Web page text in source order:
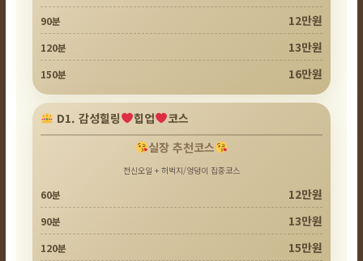
90분 12만원
120분 13만원
150분 16만원
D1. 감성힐링 힙업
코스
실장 추천코스
전신오일 + 허벅지/엉덩이 집중코스
60분 12만원
90분 13만원
120분 15만원